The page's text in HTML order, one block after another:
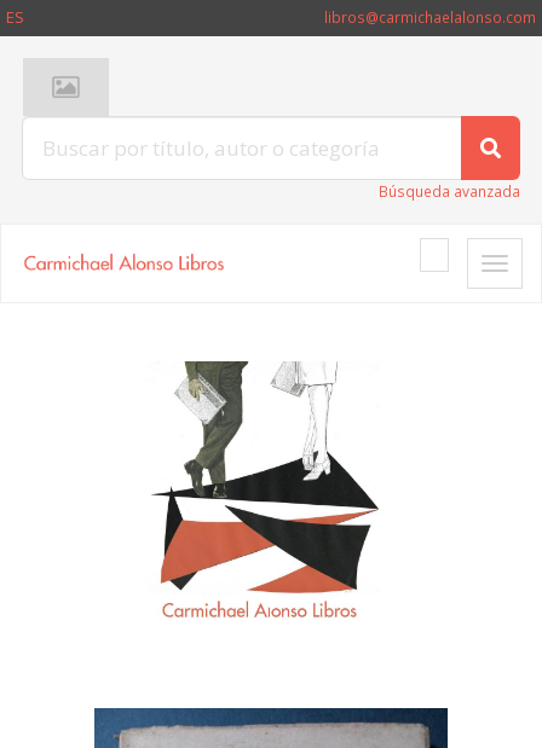
ES libros@carmichaelalonso.com
Búsqueda avanzada
Toggle